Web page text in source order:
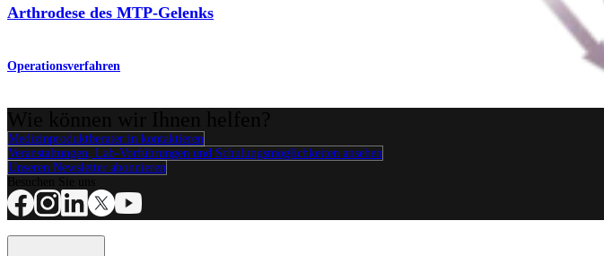
Arthrodese des MTP-Gelenks
Operationsverfahren
Medizinproduktberater:in kontaktieren
Veranstaltungen, Lab-Vorführungen und Schulungsmöglichkeiten ansehen
Unseren Newsletter abonnieren